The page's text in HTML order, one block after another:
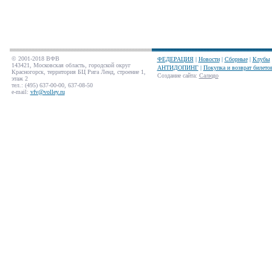
© 2001-2018 ВФВ
143421, Московская область, городской округ
Красногорск, территория БЦ Рига Ленд, строение 1,
этаж 2
тел.: (495) 637-00-00, 637-08-50
e-mail: vfv@volley.ru
ФЕДЕРАЦИЯ| Новости| Сборные| Клубы
АНТИДОПИНГ| Покупка и возврат
Создание сайта: Салюдо